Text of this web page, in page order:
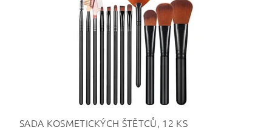
SADA KOSMETICKÝCH ŠTĚTCŮ, 12 KS